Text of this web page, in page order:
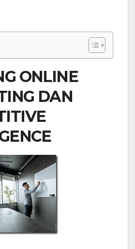
ONLINE
DAN